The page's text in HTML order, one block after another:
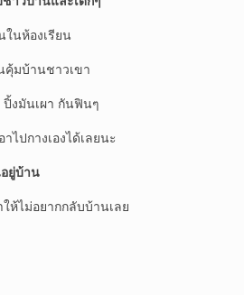
นห้องเรียน
คุ้มบ้านชาวเขา
ปิ้งมันเผา กันฟินๆ
ไปกางเองได้เลยนะ
ยู่บ้าน
ห้ไม่อยากกลับบ้านเลย